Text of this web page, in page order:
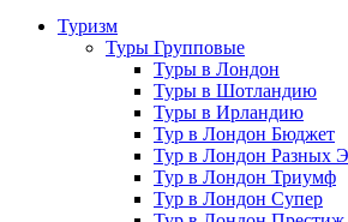
Туризм
Туры Групповые
Туры в Лондон
Туры в Шотландию
Туры в Ирландию
Тур в Лондон Бюджет
Тур в Лондон Разных
Тур в Лондон Триумф
Тур в Лондон Супер